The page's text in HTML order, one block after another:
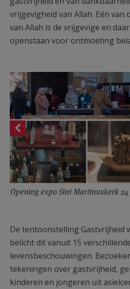
vrijgevigheid van Allah. Eén van
van Allah is de vrijgevige en
openstaan voor ontmoeting
Opening expo Sint Martinuskerk
De tentoonstelling Gastvrijheid
belicht dit vanuit 15
levensbeschouwingen.
tekeningen over gastvrijheid,
kinderen en jongeren uit